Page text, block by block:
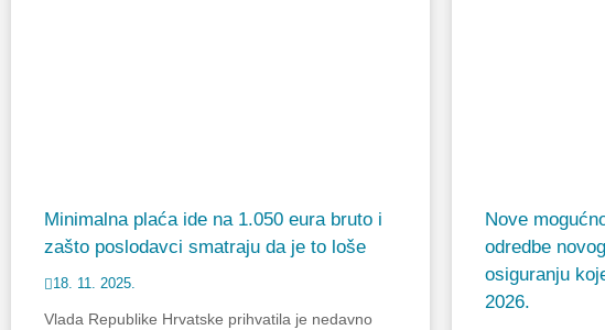
Minimalna plaća ide na 1.050 eura bruto i
zašto poslodavci smatraju da je to loše
18. 11. 2025.
Vlada Republike Hrvatske prihvatila je nedavno
Nove
odredbe
osiguranju
2026.